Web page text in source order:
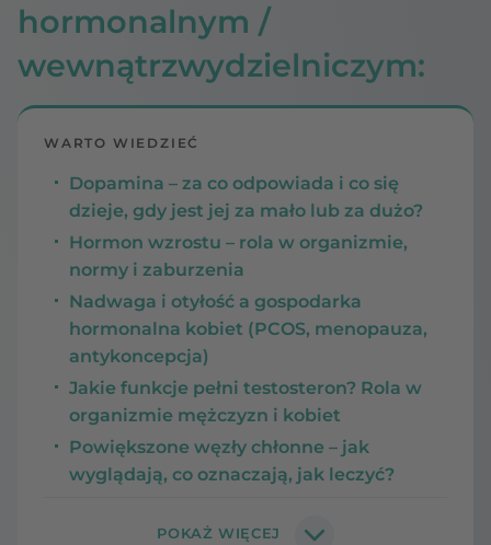
hormonalnym /
wewnątrzwydzielniczym:
WARTO WIEDZIEĆ
Dopamina – za co odpowiada i co się
dzieje, gdy jest jej za mało lub za dużo?
Hormon wzrostu – rola w organizmie,
normy i zaburzenia
Nadwaga i otyłość a gospodarka
hormonalna kobiet (PCOS, menopauza,
antykoncepcja)
Jakie funkcje pełni testosteron? Rola w
organizmie mężczyzn i kobiet
Powiększone węzły chłonne – jak
wyglądają, co oznaczają, jak leczyć?